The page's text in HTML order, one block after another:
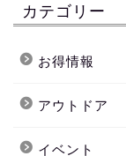
カテゴリー
お得情報
アウトドア
イベント